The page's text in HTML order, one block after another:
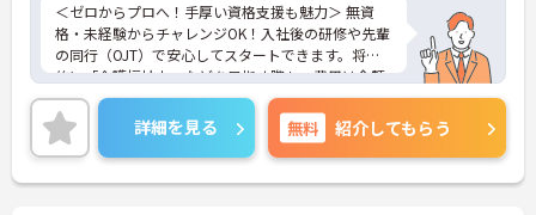
＜ゼロからプロへ！手厚い資格支援も魅力＞ 無資
格・未経験からチャレンジOK！入社後の研修や先輩
の同行（OJT）で安心してスタートできます。将来
的に「介護福祉士」などを目指す際も、費用は全額
会社負担。一人ひとりの「学びたい」を全力で応援
します！
＜高収入＆選べる休みで充実＞ 月給32万円（夜勤あ
り）の厚待遇に加え、基本的に定時退社OK♪休日は
曜日固定の「完全週休2日制」で予定が立てやす
詳細を見る 無料 紹介してもらう